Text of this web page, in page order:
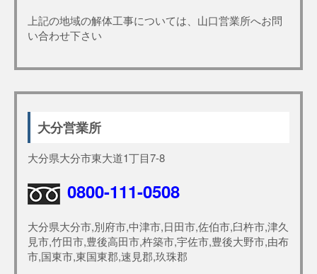
上記の地域の解体工事については、山口営業所へお問
い合わせ下さい
大分営業所
大分県大分市東大道1丁目7-8
0800-111-0508
大分県大分市,別府市,中津市,日田市,佐伯市,臼杵市,津久
見市,竹田市,豊後高田市,杵築市,宇佐市,豊後大野市,由布
市,国東市,東国東郡,速見郡,玖珠郡